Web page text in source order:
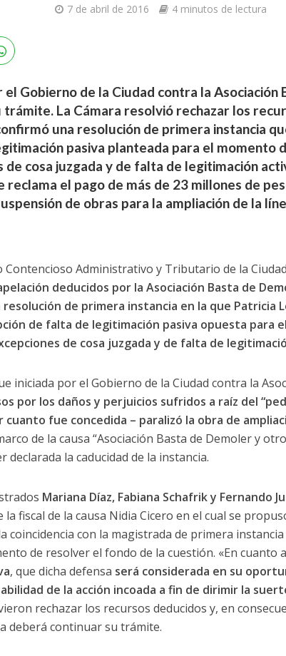
7 de abril de 2016 4 minutos de lectura
el Gobierno de la Ciudad contra la
La Cámara resolvió rechazar los
una resolución de primera instancia
pasiva planteada para el momento
de cosa juzgada y de falta de legitimación
reclama el pago de más de 23 millones de
de obras para la ampliación de la
Contencioso Administrativo y Tributario de la
deducidos por la Asociación Basta de
de primera instancia en la que Patricia
de falta de legitimación pasiva opuesta para
de cosa juzgada y de falta de
iniciada por el Gobierno de la Ciudad contra la
por los daños y perjuicios sufridos a raíz del
fue concedida – paralizó la obra de
de la causa “Asociación Basta de Demoler y
declarada la caducidad de la instancia.
Mariana Díaz, Fabiana Schafrik y Fernando
fiscal de la causa Nidia Cicero en el cual se
coincidencia con la magistrada de primera
de resolver el fondo de la cuestión. «En cuanto
, que dicha defensa será considerada en su
de la acción incoada a fin de dirimir la
rechazar los recursos deducidos y, en
deberá continuar su trámite.